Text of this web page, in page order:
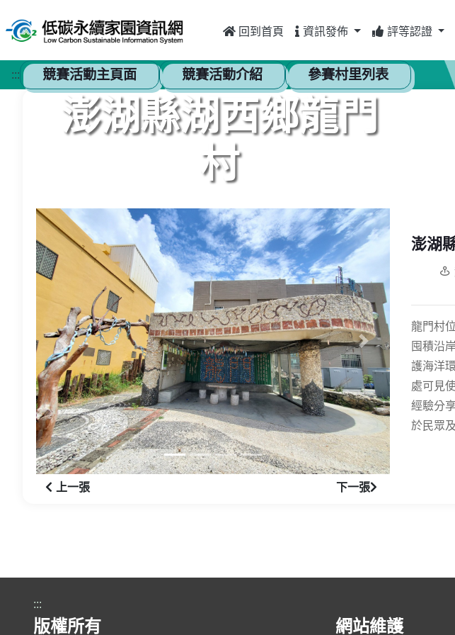
回到首頁 資訊發佈 評等認證
::: 競賽活動主頁面 競賽活動介紹 參賽村里列表
澎湖縣湖西鄉龍門
村
上一張 下一張
上一張 下一張
澎湖
龍門村
囤積沿
護海洋
處可見
經驗分
於民眾
:::
版權所有 網站維護